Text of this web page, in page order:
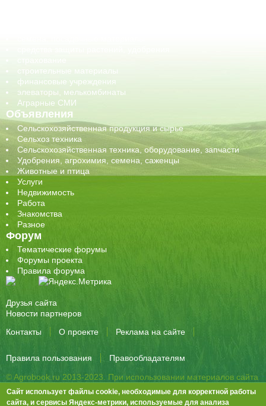
строительные материалы
финансовые учреждения
элеваторы, мелькомбинаты
Аграрные СМИ
Объявления
Сельскохозяйственная продукция и сырье
Сельхоз техника
Сельскохозяйственная техника, оборудование, запчасти
Удобрения, агрохимия, семена, саженцы
Животные и птица
Услуги
Недвижимость
Работа
Знакомства
Разное
Форум
Тематические форумы
Форумы проекта
Правила форума
Друзья сайта
Новости партнеров
Контакты
О проекте Реклама на сайте
Правила пользования
Правообладателям
© Agrobook.ru 2013-2023. При использовании материалов сайта
активная ссылка на публикацию обязательна.
344000, Ростов-на-Дону, ул. Города Волос, д.6, 8 этаж, офис 803
Сайт использует файлы cookie, необходимые для корректной работы
сайта, и сервисы Яндекс-метрики, используемые для анализа